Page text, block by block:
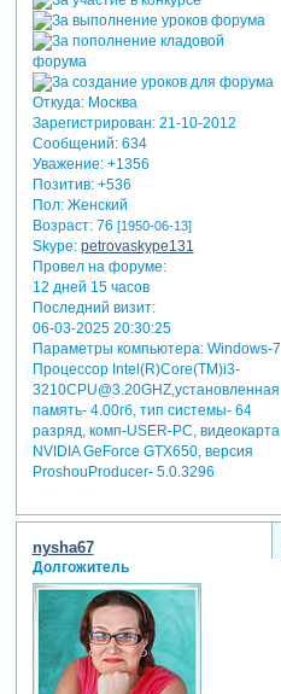
Откуда:Москва
Зарегистрирован: 21-10-2012
Сообщений:634
Уважение: +1356
Позитив: +536
Пол:Женский
Возраст:76 [1950-06-13]
Skype: petrovaskype131
Провел на форуме:
12 дней 15 часов
Последний визит:
06-03-2025 20:30:25
Параметры компьютера:Windows-7
Процессор Intel(R)Core(TM)i3-
3210CPU@3.20GHZ,установленная
память- 4.00гб, тип системы- 64
разряд, комп-USER-PC, видеокарта
NVIDIA GeForce GTX650, версия
ProshouProducer- 5.0.3296
nysha67
Долгожитель